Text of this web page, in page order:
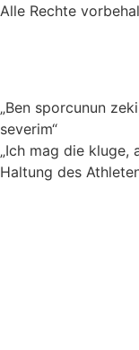
Alle Rechte
„Ben sporcunun
severim“
„Ich mag die kluge,
Haltung des